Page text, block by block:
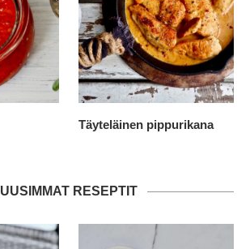
Täyteläinen pippurikana
UUSIMMAT RESEPTIT